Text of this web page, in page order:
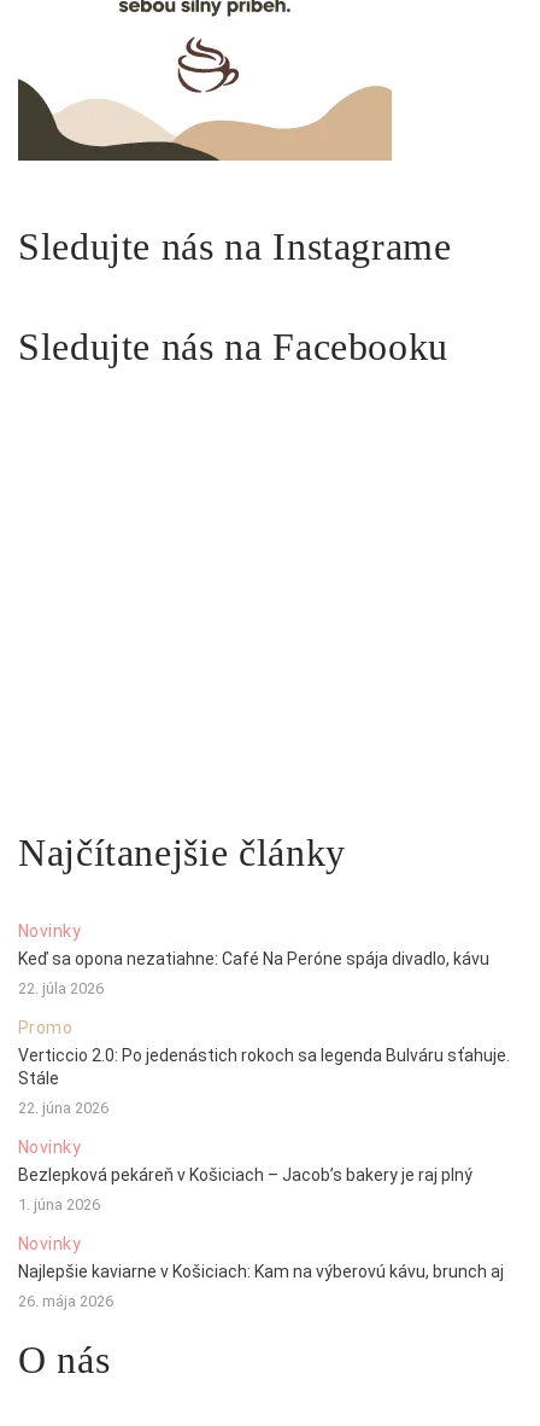
Sledujte nás na Instagrame
Sledujte nás na Facebooku
Najčítanejšie články
Novinky
Keď sa opona nezatiahne: Café Na Peróne spája divadlo, kávu
22. júla 2026
Promo
Verticcio 2.0: Po jedenástich rokoch sa legenda Bulváru sťahuje.
Stále
22. júna 2026
Novinky
Bezlepková pekáreň v Košiciach – Jacob’s bakery je raj plný
1. júna 2026
Novinky
Najlepšie kaviarne v Košiciach: Kam na výberovú kávu, brunch aj
26. mája 2026
O nás